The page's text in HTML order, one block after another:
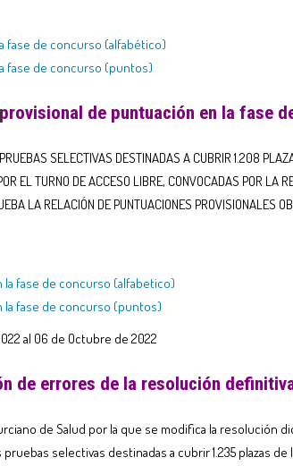
fase de concurso (alfabético)
fase de concurso (puntos)
de puntuación en la fase
SELECTIVAS DESTINADAS A CUBRIR 1.208
EL TURNO DE ACCESO LIBRE, CONVOCADAS POR LA
LA RELACIÓN DE PUNTUACIONES PROVISIONALES
fase de concurso (alfabetico)
la fase de concurso (puntos)
al 06 de Octubre de 2022
de errores de la resolución
de Salud por la que se modifica la resolución
selectivas destinadas a cubrir 1.235 plazas